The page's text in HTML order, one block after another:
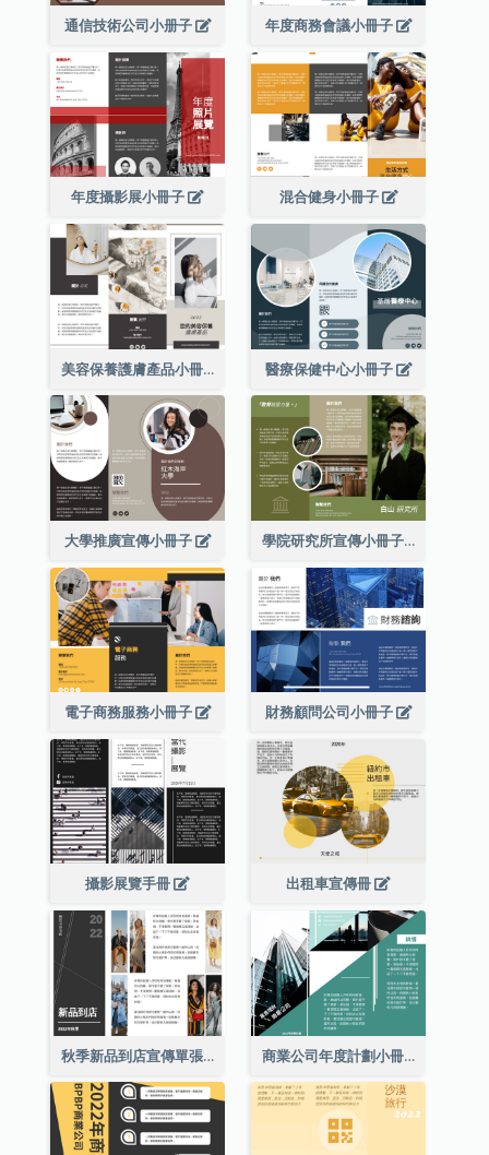
通信技術公司小册子 年度商務會議小冊子
年度攝影展小冊子 混合健身小冊子
美容保養護膚產品小冊子 醫療保健中心小冊子
大學推廣宣傳小冊子 學院研究所宣傳小冊子
電子商務服務小冊子 財務顧問公司小冊子
攝影展覽手冊 出租車宣傳冊
秋季新品到店宣傳單張(附圖) 商業公司年度計劃小冊子